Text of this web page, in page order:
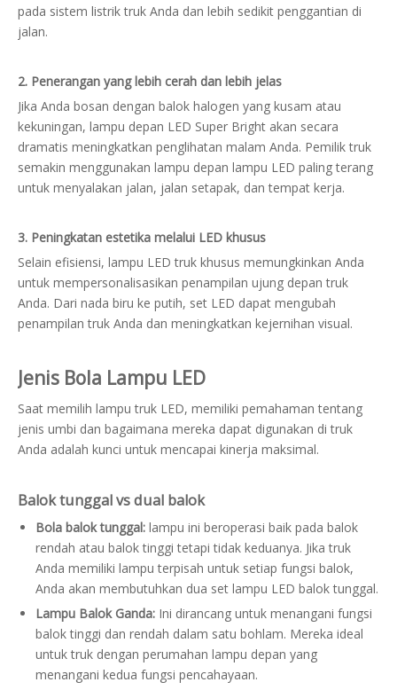
pada sistem listrik truk Anda dan lebih sedikit penggantian di
jalan.
2. Penerangan yang lebih cerah dan lebih jelas
Jika Anda bosan dengan balok halogen yang kusam atau
kekuningan, lampu depan LED Super Bright akan secara
dramatis meningkatkan penglihatan malam Anda. Pemilik truk
semakin menggunakan lampu depan lampu LED paling terang
untuk menyalakan jalan, jalan setapak, dan tempat kerja.
3. Peningkatan estetika melalui LED khusus
Selain efisiensi, lampu LED truk khusus memungkinkan Anda
untuk mempersonalisasikan penampilan ujung depan truk
Anda. Dari nada biru ke putih, set LED dapat mengubah
penampilan truk Anda dan meningkatkan kejernihan visual.
Jenis Bola Lampu LED
Saat memilih lampu truk LED, memiliki pemahaman tentang
jenis umbi dan bagaimana mereka dapat digunakan di truk
Anda adalah kunci untuk mencapai kinerja maksimal.
Balok tunggal vs dual balok
Bola balok tunggal: lampu ini beroperasi baik pada balok
rendah atau balok tinggi tetapi tidak keduanya. Jika truk
Anda memiliki lampu terpisah untuk setiap fungsi balok,
Anda akan membutuhkan dua set lampu LED balok tunggal.
Lampu Balok Ganda: Ini dirancang untuk menangani fungsi
balok tinggi dan rendah dalam satu bohlam. Mereka ideal
untuk truk dengan perumahan lampu depan yang
menangani kedua fungsi pencahayaan.